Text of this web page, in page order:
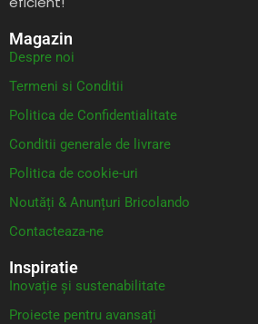
Magazin
Despre noi
Termeni si Conditii
Politica de Confidentialitate
Conditii generale de livrare
Politica de cookie-uri
Noutăți & Anunțuri Bricolando
Contacteaza-ne
Inspiratie
Inovație și sustenabilitate
Proiecte pentru avansați